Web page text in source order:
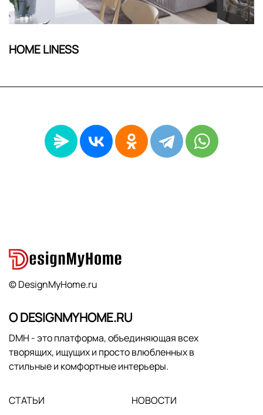
HOME LINESS
© DesignMyHome.ru
О DESIGNMYHOME.RU
DMH - это платформа, объединяющая всех
творящих, ищущих и просто влюбленных в
стильные и комфортные интерьеры.
СТАТЬИ НОВОСТИ